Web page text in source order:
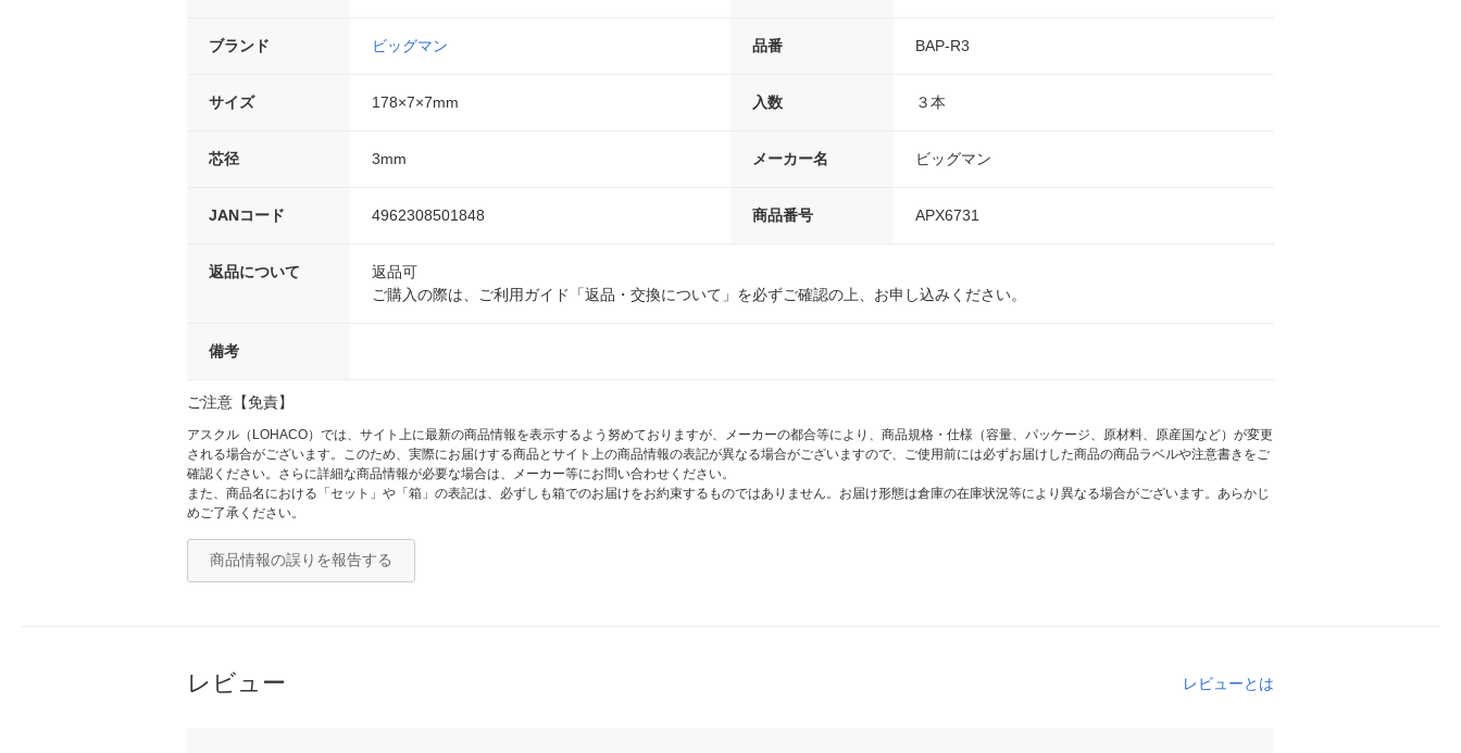
ブランド ビッグマン 品番 BAP-R3
サイズ 178×7×7mm 入数 ３本
芯径 3mm メーカー名 ビッグマン
JANコード 4962308501848 商品番号 APX6731
返品について
返品可
ご購入の際は、ご利用ガイド「返品・交換について」を必ずご確認の上、お申し込みください。
備考
ご注意【免責】
アスクル（LOHACO）では、サイト上に最新の商品情報を表示するよう努めておりますが、メーカーの都合等により、商品規格・仕様（容量、パッケージ、原材料、原産国など）が変更
される場合がございます。このため、実際にお届けする商品とサイト上の商品情報の表記が異なる場合がございますので、ご使用前には必ずお届けした商品の商品ラベルや注意書きをご
確認ください。さらに詳細な商品情報が必要な場合は、メーカー等にお問い合わせください。
また、商品名における「セット」や「箱」の表記は、必ずしも箱でのお届けをお約束するものではありません。お届け形態は倉庫の在庫状況等により異なる場合がございます。あらかじ
めご了承ください。
商品情報の誤りを報告する
レビュー レビューとは